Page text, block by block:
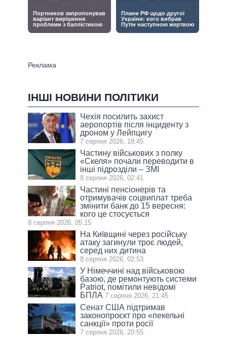
ІНШІ НОВИНИ ПОЛІТИКИ
Чехія посилить захист
аеропортів після інциденту з
дроном у Лейпцигу
7 серпня 2026, 18:45
Частину військових з полку
«Скеля» почали переводити в
інші підрозділи – ЗМІ
8 серпня 2026, 02:41
Частині пенсіонерів та
отримувачів соцвиплат треба
змінити банк до 15 вересня:
кого це стосується
8 серпня 2026, 05:15
На Київщині через російську
атаку загинули троє людей,
серед них дитина
8 серпня 2026, 02:53
У Німеччині над військовою
базою, де ремонтують системи
Patriot, помітили невідомі
БПЛА 7 серпня 2026, 21:45
Сенат США підтримав
законопроєкт про «пекельні
санкції» проти росії
7 серпня 2026, 20:55